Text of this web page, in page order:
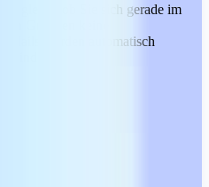
gleich, ob Sie sich gerade im
Gründen keine
Mails werden automatisch
sind.